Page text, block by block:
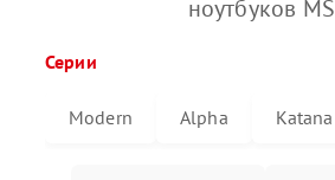
ноутбуков MSI
Серии
Modern Alpha Katana